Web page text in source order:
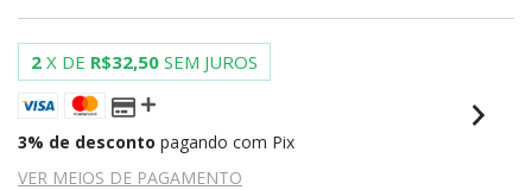
2 X DE R$32,50 SEM JUROS
3% de desconto pagando com Pix
VER MEIOS DE PAGAMENTO